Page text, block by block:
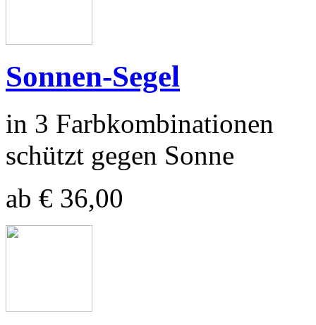
Sonnen-Segel
in 3 Farbkombinationen
schützt gegen Sonne
ab € 36,00